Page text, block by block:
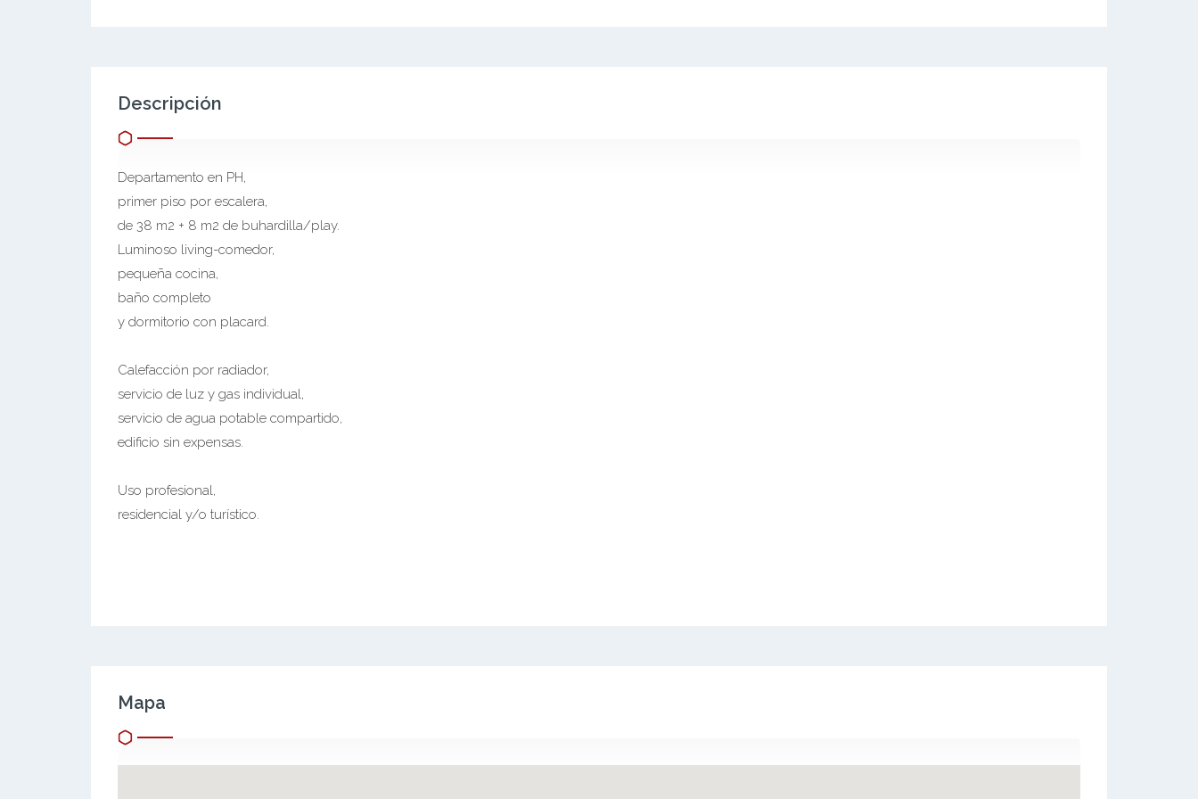
Descripción
Departamento en PH,
primer piso por escalera,
de 38 m2 + 8 m2 de buhardilla/play.
Luminoso living-comedor,
pequeña cocina,
baño completo
y dormitorio con placard.
Calefacción por radiador,
servicio de luz y gas individual,
servicio de agua potable compartido,
edificio sin expensas.
Uso profesional,
residencial y/o turístico.
Mapa